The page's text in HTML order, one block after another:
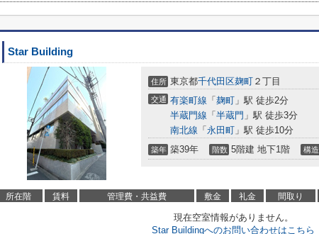
Star Building
住所 東京都千代田区麹町 ２丁目
交通 有楽町線 「 麹町 」駅 徒歩2分
半蔵門線 「 半蔵門 」駅 徒歩3分
南北線 「 永田町 」駅 徒歩10分
築年 築39年 階数 5階建 地下1階 構造
所在階 賃料 管理費・共益費 敷金 礼金 間取り
現在空室情報がありません。
Star Buildingへのお問い合わせはこちら